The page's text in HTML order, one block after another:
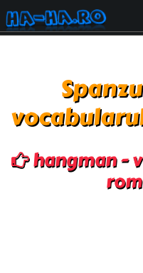
hangman -